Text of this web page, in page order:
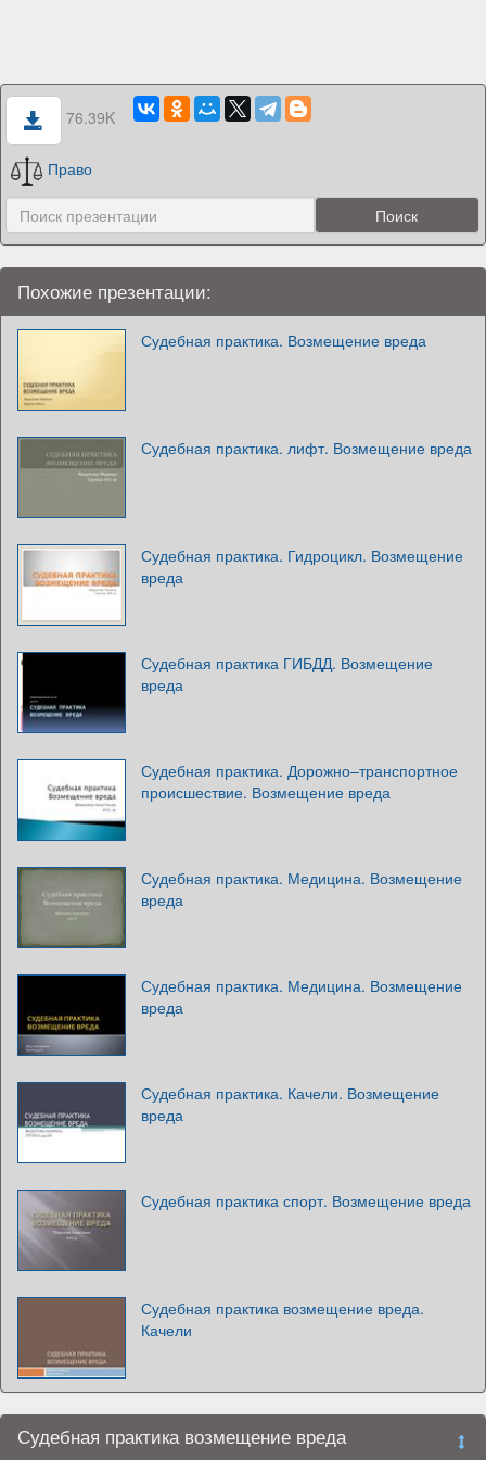
76.39K
Право
Похожие презентации:
Судебная практика. Возмещение вреда
Судебная практика. лифт. Возмещение вреда
Судебная практика. Гидроцикл. Возмещение
вреда
Судебная практика ГИБДД. Возмещение
вреда
Судебная практика. Дорожно–транспортное
происшествие. Возмещение вреда
Судебная практика. Медицина. Возмещение
вреда
Судебная практика. Медицина. Возмещение
вреда
Судебная практика. Качели. Возмещение
вреда
Судебная практика спорт. Возмещение вреда
Судебная практика возмещение вреда.
Качели
Судебная практика возмещение вреда